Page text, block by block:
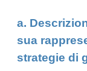
a.
sua
strategie di